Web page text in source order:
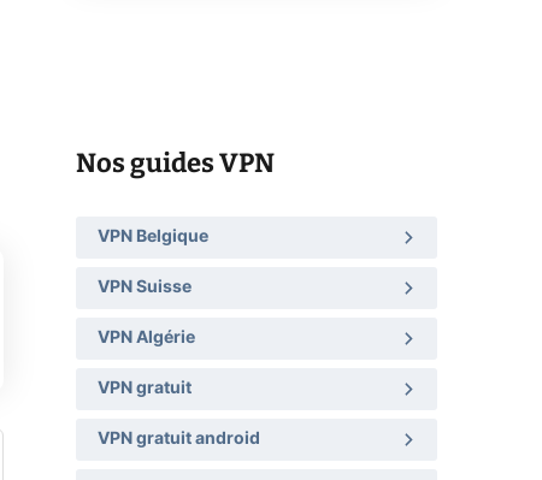
Nos guides VPN
VPN Belgique
VPN Suisse
VPN Algérie
VPN gratuit
VPN gratuit android